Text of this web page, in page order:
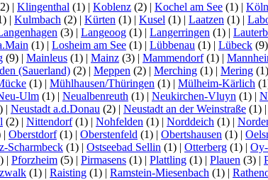
| Klingenthal (1) | Koblenz (2) | Kochel am See (1) | Köln
| Kulmbach (2) | Kürten (1) | Kusel (1) | Laatzen (1) |
(3) | Langeoog (1) | Langerringen (1) |
(1) | Losheim am See (1) | Lübbenau (1) | Lübeck (9)
(9) | Mainleus (1) | Mainz (3) | Mammendorf(1) |
(Sauerland) (2) | Meppen (2) | Merching (1) | Mering (1)
(1) | Mühlhausen/Thüringen (1) | Mülheim-Kärlich
Ulm (1) | Neualbenreuth (1) | Neukirchen-Vluyn (1) |
| Neustadt a.d.Donau (2) | Neustadt an der Weinstraße (1) |
(2) | Nittendorf(1) | Nohfelden (1) | Norddeich (1) |
| Oberstdorf(1) | Oberstenfeld (1) | Obertshausen (1) |
Scharmbeck (1) | Ostseebad Sellin (1) | Otterberg (1) |
| Pforzheim (5) | Pirmasens (1) | Plattling (1) | Plauen (3) |
(1) | Raisting (1) | Ramstein-Miesenbach (1) |